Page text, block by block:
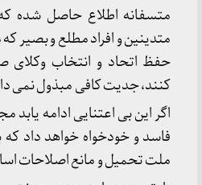
متسفانه اطلاع حاصل شده
متدینین و افراد مطلع و بصیر
حفظ اتحاد و انتخاب وکلای
کنند، جدیت کافی مبذول نمی
اگر این بی اعتنایی ادامه
فاسد و خودخواه خواهد داد که
ملت تحمیل و مانع اصلاحات